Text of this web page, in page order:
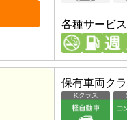
各種サービス
保有車両ク